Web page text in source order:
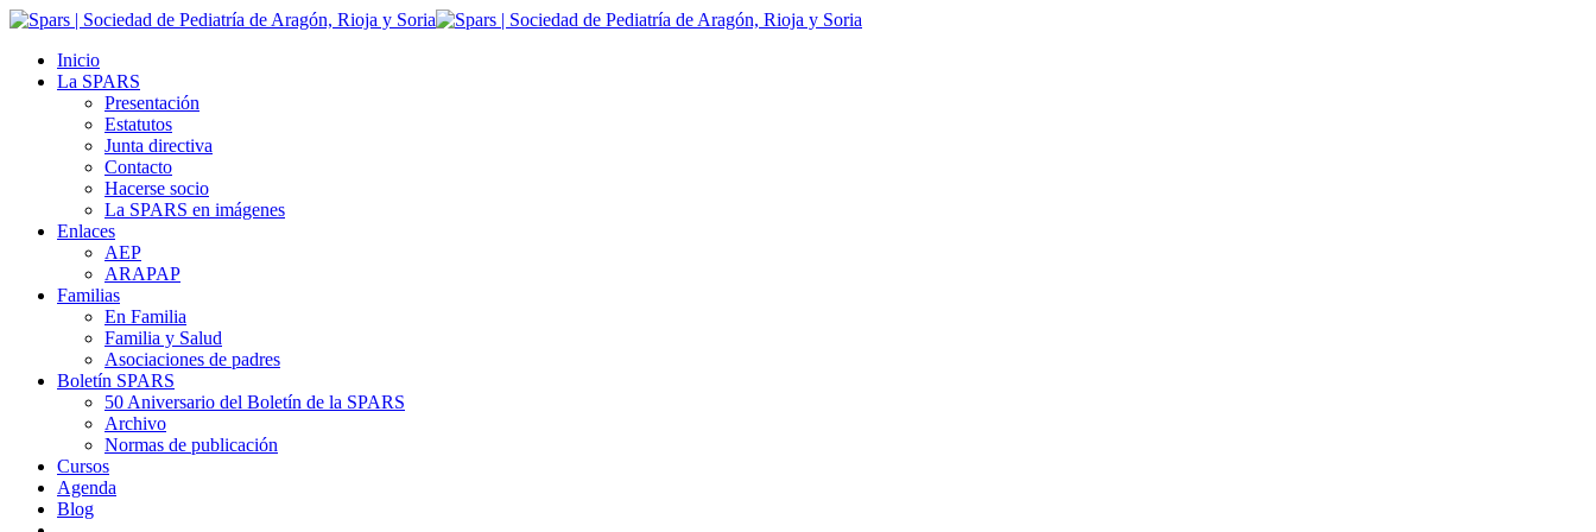
Inicio
La SPARS
Presentación
Estatutos
Junta directiva
Contacto
Hacerse socio
La SPARS en imágenes
Enlaces
AEP
ARAPAP
Familias
En Familia
Familia y Salud
Asociaciones de padres
Boletín SPARS
50 Aniversario del Boletín de la SPARS
Archivo
Normas de publicación
Cursos
Agenda
Blog